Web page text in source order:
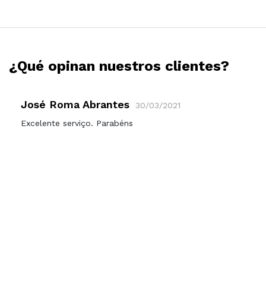
¿Qué opinan nuestros clientes?
José Roma Abrantes
30/03/2021
Excelente serviço. Parabéns